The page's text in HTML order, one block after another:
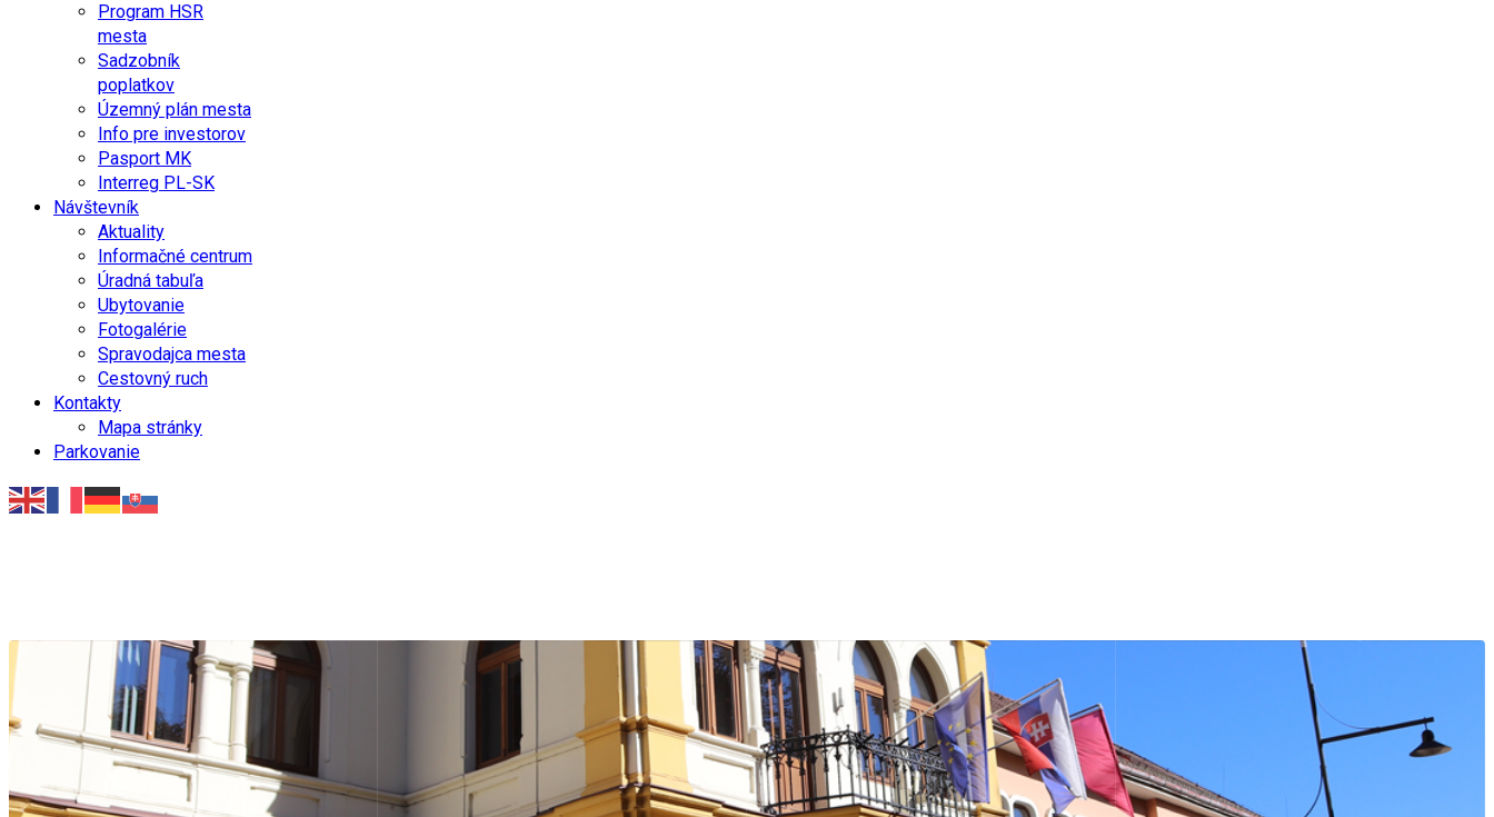
Program HSR
mesta
Sadzobník
poplatkov
Územný plán mesta
Info pre investorov
Pasport MK
Interreg PL-SK
Návštevník
Aktuality
Informačné centrum
Úradná tabuľa
Ubytovanie
Fotogalérie
Spravodajca mesta
Cestovný ruch
Kontakty
Mapa stránky
Parkovanie